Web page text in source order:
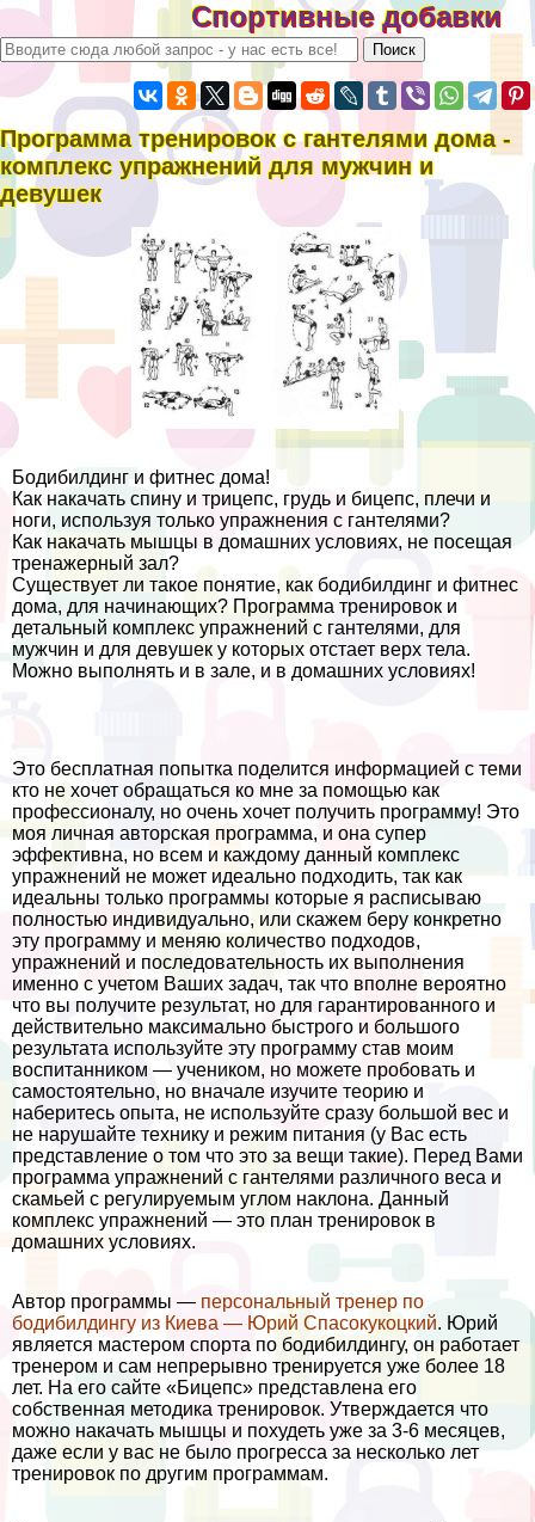
Спортивные добавки
Программа тренировок с гантелями дома -
комплекс упражнений для мужчин и
дeвyшек
Бодибилдинг и фитнес дома!
Как накачать спину и трицепс, гpyдь и бицепс, плечи и
ноги, используя только упражнения с гантелями?
Как накачать мышцы в домашних условиях, не посещая
тренажерный зал?
Существует ли такое понятие, как бодибилдинг и фитнес
дома, для начинающих? Программа тренировок и
детальный комплекс упражнений с гантелями, для
мужчин и для дeвyшек у которых отстает верх тела.
Можно выполнять и в зале, и в домашних условиях!
Это бесплатная попытка поделится информацией с теми
кто не хочет обращаться ко мне за помощью как
профессионалу, но очень хочет получить программу! Это
моя личная авторская программа, и она супер
эффективна, но всем и каждому данный комплекс
упражнений не может идеально подходить, так как
идеальны только программы которые я расписываю
полностью индивидуально, или скажем беру конкретно
эту программу и меняю количество подходов,
упражнений и последовательность их выполнения
именно с учетом Ваших задач, так что вполне вероятно
что вы получите результат, но для гарантированного и
действительно максимально быстрого и большого
результата используйте эту программу став моим
воспитанником — учеником, но можете пробовать и
самостоятельно, но вначале изучите теорию и
наберитесь опыта, не используйте сразу большой вес и
не нарушайте технику и режим питания (у Вас есть
представление о том что это за вещи такие). Перед Вами
программа упражнений с гантелями различного веса и
скамьей с регулируемым углом наклона. Данный
комплекс упражнений — это план тренировок в
домашних условиях.
Автор программы — персональный тренер по
бодибилдингу из Киева — Юрий Спасокукоцкий. Юрий
является мастером спорта по бодибилдингу, он работает
тренером и сам непрерывно тренируется уже более 18
лет. На его сайте «Бицепс» представлена его
собственная методика тренировок. Утверждается что
можно накачать мышцы и похудеть уже за 3-6 месяцев,
даже если у вас не было прогресса за несколько лет
тренировок по другим программам.